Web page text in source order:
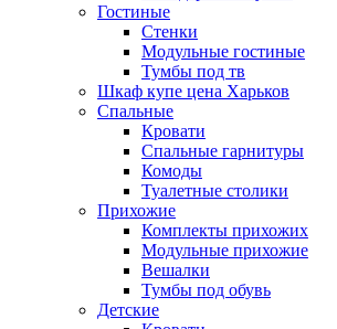
Гостиные
Стенки
Модульные гостиные
Тумбы под тв
Шкаф купе цена Харьков
Спальные
Кровати
Спальные гарнитуры
Комоды
Туалетные столики
Прихожие
Комплекты прихожих
Модульные прихожие
Вешалки
Тумбы под обувь
Детские